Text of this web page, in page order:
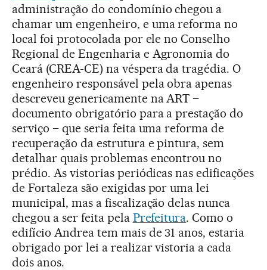
administração do condomínio chegou a
chamar um engenheiro, e uma reforma no
local foi protocolada por ele no Conselho
Regional de Engenharia e Agronomia do
Ceará (CREA-CE) na véspera da tragédia. O
engenheiro responsável pela obra apenas
descreveu genericamente na ART –
documento obrigatório para a prestação do
serviço – que seria feita uma reforma de
recuperação da estrutura e pintura, sem
detalhar quais problemas encontrou no
prédio. As vistorias periódicas nas edificações
de Fortaleza são exigidas por uma lei
municipal, mas a fiscalização delas nunca
chegou a ser feita pela Prefeitura. Como o
edifício Andrea tem mais de 31 anos, estaria
obrigado por lei a realizar vistoria a cada
dois anos.